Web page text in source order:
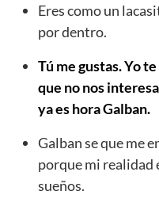
Eres como un
por dentro.
Tú me gustas. Yo
que no nos
ya es hora Galban.
Galban se que me
porque mi realidad
sueños.